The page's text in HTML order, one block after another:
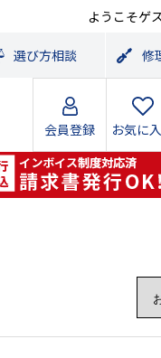
ようこそゲ
選び方相談 修
会員登録 お気に